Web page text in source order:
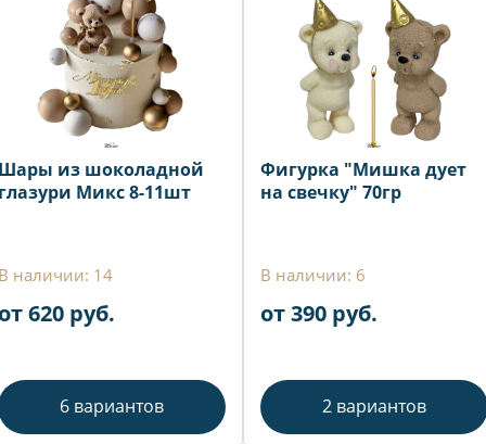
из шоколадной
Микс 8-11шт
наличии: 14
620 руб.
6 вариантов
Фигурка "Мишка дует
на свечку" 70гр
В наличии: 6
от 390 руб.
2 вариантов